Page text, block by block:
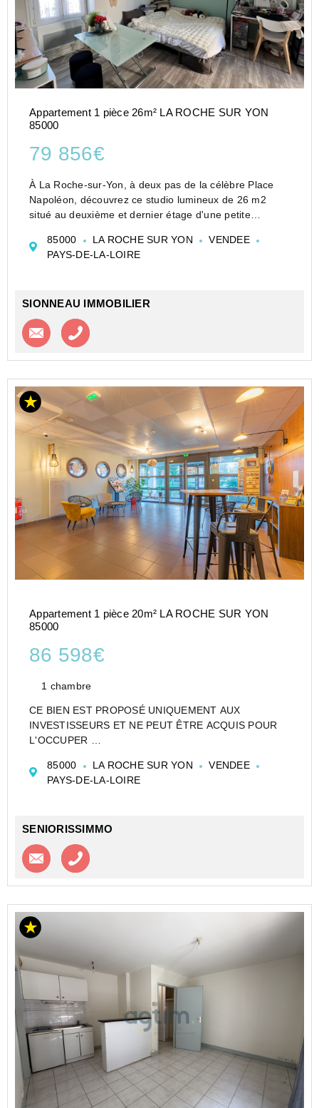
(85000)
Appartement 1 pièce 26m² LA ROCHE SUR YON
85000
79 856€
À La Roche-sur-Yon, à deux pas de la célèbre Place
Napoléon, découvrez ce studio lumineux de 26 m2
situé au deuxième et dernier étage d'une petite
emplacement privilégié en plein centre-ville constitue
un véritabl...
85000 LA ROCHE SUR YON
VENDEE
PAYS-DE-LA-LOIRE
SIONNEAU IMMOBILIER
Contacter l'agence
Appartement 1 pièce 20m² LA ROCHE SUR YON
85000
86 598€
1 chambre
CE BIEN EST PROPOSÉ UNIQUEMENT AUX
INVESTISSEURS ET NE PEUT ÊTRE ACQUIS POUR
L'OCCUPER
D'AFFAIRES DE TYPE STUDIO DE 20 M² À LA ROCHE
SUR YON - APPART'CITY LA ROCHE SUR YON
85000 LA ROCHE SUR YON
VENDEE
PAYS-DE-LA-LOIRE
SENIORISSIMMO
Contacter l'agence